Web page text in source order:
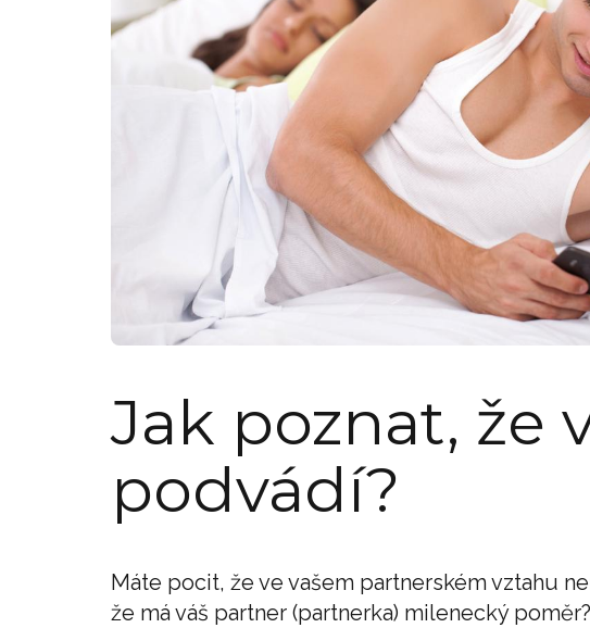
Jak poznat, že
podvádí?
Máte pocit, že ve vašem partnerském vztahu
že má váš partner (partnerka) milenecký